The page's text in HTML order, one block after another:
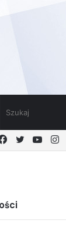
Twitter
Facebook